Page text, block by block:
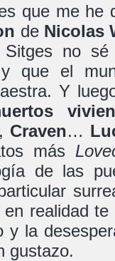
que me he
de Nicolas
no
y que el
Y
Craven…
más
de las
realidad
y la
gustazo.